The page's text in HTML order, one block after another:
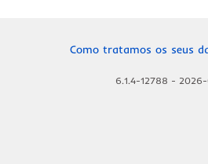
Como tratamos os seus
6.1.4-12788 -